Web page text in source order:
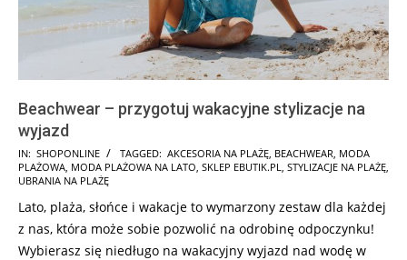
Beachwear – przygotuj wakacyjne stylizacje na
wyjazd
2026-
02-
IN: SHOPONLINE TAGGED: AKCESORIA NA PLAŻĘ, BEACHWEAR, MODA
PLAŻOWA, MODA PLAŻOWA NA LATO, SKLEP EBUTIK.PL, STYLIZACJE NA PLAŻĘ,
UBRANIA NA PLAŻĘ
Lato, plaża, słońce i wakacje to wymarzony zestaw dla każdej
z nas, która może sobie pozwolić na odrobinę odpoczynku!
Wybierasz się niedługo na wakacyjny wyjazd nad wodę w